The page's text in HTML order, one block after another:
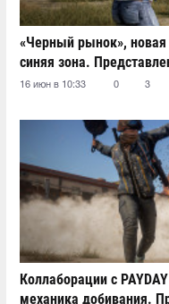
«Черный рынок»,
синяя зона.
16 июн в 10:33 0 3
Коллаборации с
механика добивания.